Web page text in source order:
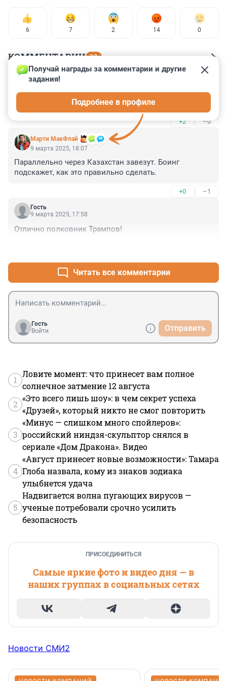
6 7 2 14 0
КОММЕНТАРИИ 33
Гость
Зачем f16 - жена мужа макрона обещало миражи
+2 –0
Марти МакФлай
Получай награды за комментарии и другие
задания!
Подробнее в профиле
9 марта 2025, 18:07
Параллельно через Казахстан завезут. Боинг
подскажет, как это правильно сделать.
+0 –1
Гость
9 марта 2025, 17:58
Отлично полковник Трампов!
Читать все комментарии
Гость
Войти
Отправить
1
Ловите момент: что принесет вам полное
солнечное затмение 12 августа
2
«Это всего лишь шоу»: в чем секрет успеха
«Друзей», который никто не смог повторить
3
«Минус — слишком много спойлеров»:
российский ниндзя-скульптор снялся в
сериале «Дом Дракона». Видео
4
«Август принесет новые возможности»: Тамара
Глоба назвала, кому из знаков зодиака
улыбнется удача
5
Надвигается волна пугающих вирусов —
ученые потребовали срочно усилить
безопасность
ПРИСОЕДИНИТЬСЯ
Самые яркие фото и видео дня — в
наших группах в социальных сетях
Новости СМИ2